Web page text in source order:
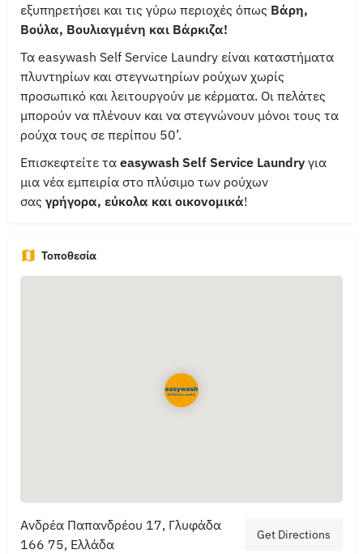
εξυπηρετήσει και τις γύρω περιοχές όπως Βάρη,
Βούλα, Βουλιαγμένη και Βάρκιζα!
Τα easywash Self Service Laundry είναι καταστήματα
πλυντηρίων και στεγνωτηρίων ρούχων χωρίς
προσωπικό και λειτουργούν με κέρματα. Οι πελάτες
μπορούν να πλένουν και να στεγνώνουν μόνοι τους τα
ρούχα τους σε περίπου 50’.
Επισκεφτείτε τα easywash Self Service Laundry για
μια νέα εμπειρία στο πλύσιμο των ρούχων
σας γρήγορα, εύκολα και οικονομικά!
Τοποθεσία
Ανδρέα Παπανδρέου 17, Γλυφάδα
166 75, Ελλάδα
Get Directions